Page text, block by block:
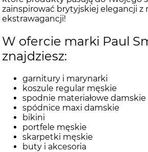
zainspirować brytyjskiej elegancji z
ekstrawagancji!
W ofercie marki Paul
znajdziesz:
garnitury i marynarki
koszule regular męskie
spodnie materiałowe damskie
spódnice maxi damskie
bikini
portfele męskie
skarpetki męskie
buty i akcesoria